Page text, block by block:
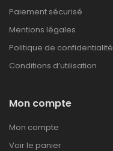
Paiement sécurisé
Mentions légales
Politique de confidentialité
Conditions d’utilisation
Mon compte
Mon compte
Voir le panier